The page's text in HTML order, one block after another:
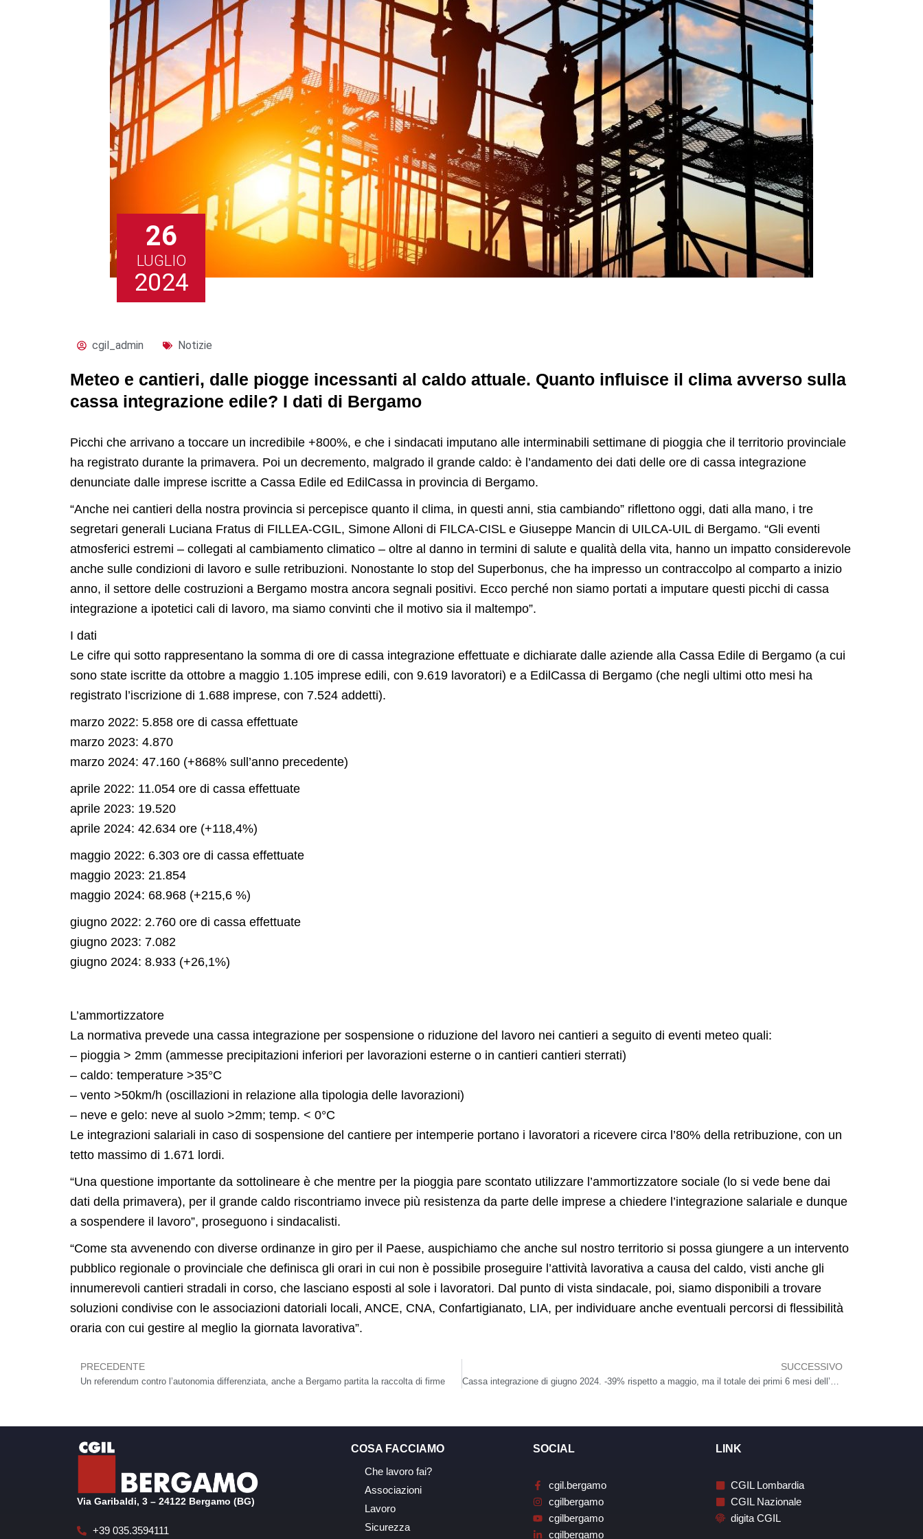
26
LUGLIO
2024
cgil_admin Notizie
Meteo e cantieri, dalle piogge incessanti al caldo attuale. Quanto influisce il clima avverso sulla
cassa integrazione edile? I dati di Bergamo
Picchi che arrivano a toccare un incredibile +800%, e che i sindacati imputano alle interminabili settimane di pioggia che il territorio provinciale
ha registrato durante la primavera. Poi un decremento, malgrado il grande caldo: è l’andamento dei dati delle ore di cassa integrazione
denunciate dalle imprese iscritte a Cassa Edile ed EdilCassa in provincia di Bergamo.
“Anche nei cantieri della nostra provincia si percepisce quanto il clima, in questi anni, stia cambiando” riflettono oggi, dati alla mano, i tre
segretari generali Luciana Fratus di FILLEA-CGIL, Simone Alloni di FILCA-CISL e Giuseppe Mancin di UILCA-UIL di Bergamo. “Gli eventi
atmosferici estremi – collegati al cambiamento climatico – oltre al danno in termini di salute e qualità della vita, hanno un impatto considerevole
anche sulle condizioni di lavoro e sulle retribuzioni. Nonostante lo stop del Superbonus, che ha impresso un contraccolpo al comparto a inizio
anno, il settore delle costruzioni a Bergamo mostra ancora segnali positivi. Ecco perché non siamo portati a imputare questi picchi di cassa
integrazione a ipotetici cali di lavoro, ma siamo convinti che il motivo sia il maltempo”.
I dati
Le cifre qui sotto rappresentano la somma di ore di cassa integrazione effettuate e dichiarate dalle aziende alla Cassa Edile di Bergamo (a cui
sono state iscritte da ottobre a maggio 1.105 imprese edili, con 9.619 lavoratori) e a EdilCassa di Bergamo (che negli ultimi otto mesi ha
registrato l’iscrizione di 1.688 imprese, con 7.524 addetti).
marzo 2022: 5.858 ore di cassa effettuate
marzo 2023: 4.870
marzo 2024: 47.160 (+868% sull’anno precedente)
aprile 2022: 11.054 ore di cassa effettuate
aprile 2023: 19.520
aprile 2024: 42.634 ore (+118,4%)
maggio 2022: 6.303 ore di cassa effettuate
maggio 2023: 21.854
maggio 2024: 68.968 (+215,6 %)
giugno 2022: 2.760 ore di cassa effettuate
giugno 2023: 7.082
giugno 2024: 8.933 (+26,1%)
L’ammortizzatore
La normativa prevede una cassa integrazione per sospensione o riduzione del lavoro nei cantieri a seguito di eventi meteo quali:
– pioggia > 2mm (ammesse precipitazioni inferiori per lavorazioni esterne o in cantieri cantieri sterrati)
– caldo: temperature >35°C
– vento >50km/h (oscillazioni in relazione alla tipologia delle lavorazioni)
– neve e gelo: neve al suolo >2mm; temp. < 0°C
Le integrazioni salariali in caso di sospensione del cantiere per intemperie portano i lavoratori a ricevere circa l’80% della retribuzione, con un
tetto massimo di 1.671 lordi.
“Una questione importante da sottolineare è che mentre per la pioggia pare scontato utilizzare l’ammortizzatore sociale (lo si vede bene dai
dati della primavera), per il grande caldo riscontriamo invece più resistenza da parte delle imprese a chiedere l’integrazione salariale e dunque
a sospendere il lavoro”, proseguono i sindacalisti.
“Come sta avvenendo con diverse ordinanze in giro per il Paese, auspichiamo che anche sul nostro territorio si possa giungere a un intervento
pubblico regionale o provinciale che definisca gli orari in cui non è possibile proseguire l’attività lavorativa a causa del caldo, visti anche gli
innumerevoli cantieri stradali in corso, che lasciano esposti al sole i lavoratori. Dal punto di vista sindacale, poi, siamo disponibili a trovare
soluzioni condivise con le associazioni datoriali locali, ANCE, CNA, Confartigianato, LIA, per individuare anche eventuali percorsi di flessibilità
oraria con cui gestire al meglio la giornata lavorativa”.
Precedente
PRECEDENTE
Un referendum contro l’autonomia differenziata, anche a Bergamo partita la raccolta di firme
SUCCESSIVO
Cassa integrazione di giugno 2024. -39% rispetto a maggio, ma il totale dei primi 6 mesi dell’anno resta molto distante dal periodo pre-COVID
Via Garibaldi, 3 – 24122 Bergamo (BG)
+39 035.3594111
COSA FACCIAMO
Che lavoro fai?
Associazioni
Lavoro
Sicurezza
SOCIAL
cgil.bergamo
cgilbergamo
cgilbergamo
cgilbergamo
LINK
CGIL Lombardia
CGIL Nazionale
digita CGIL